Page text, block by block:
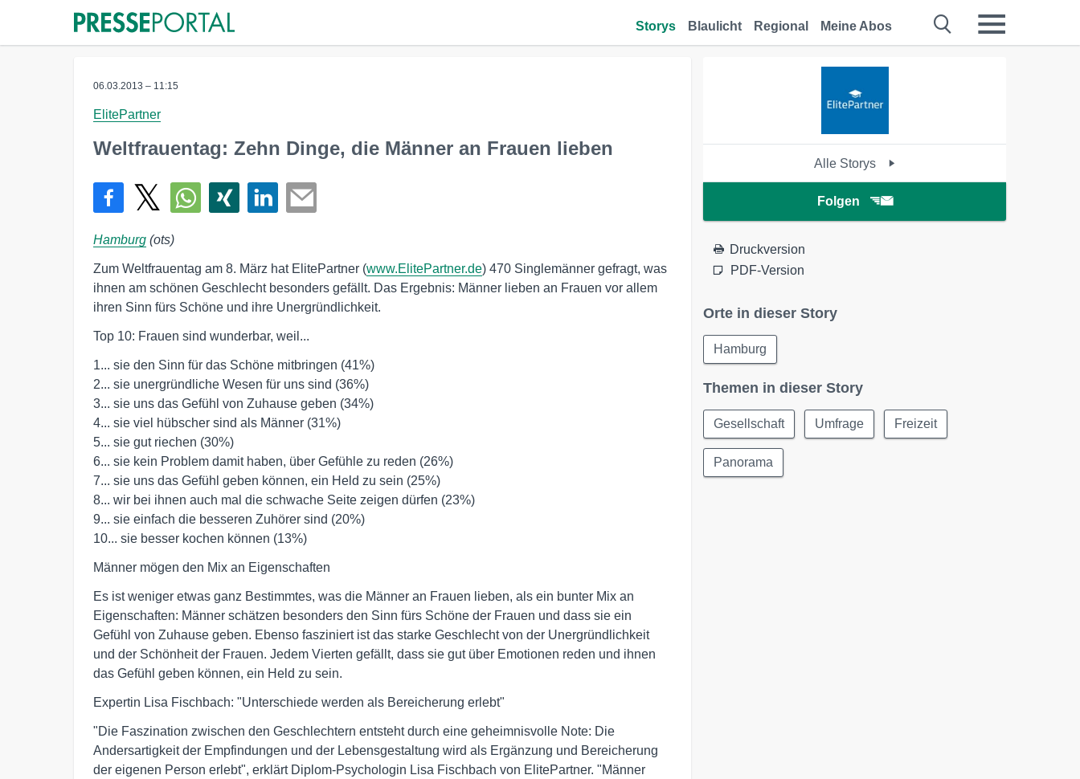
Storys Blaulicht Regional Meine Abos
06.03.2013 – 11:15
ElitePartner
Weltfrauentag: Zehn Dinge, die Männer an Frauen lieben
Hamburg (ots)
Zum Weltfrauentag am 8. März hat ElitePartner (www.ElitePartner.de) 470 Singlemänner gefragt, was
ihnen am schönen Geschlecht besonders gefällt. Das Ergebnis: Männer lieben an Frauen vor allem
ihren Sinn fürs Schöne und ihre Unergründlichkeit.
Top 10: Frauen sind wunderbar, weil...
1... sie den Sinn für das Schöne mitbringen (41%)
2... sie unergründliche Wesen für uns sind (36%)
3... sie uns das Gefühl von Zuhause geben (34%)
4... sie viel hübscher sind als Männer (31%)
5... sie gut riechen (30%)
6... sie kein Problem damit haben, über Gefühle zu reden (26%)
7... sie uns das Gefühl geben können, ein Held zu sein (25%)
8... wir bei ihnen auch mal die schwache Seite zeigen dürfen (23%)
9... sie einfach die besseren Zuhörer sind (20%)
10... sie besser kochen können (13%)
Männer mögen den Mix an Eigenschaften
Es ist weniger etwas ganz Bestimmtes, was die Männer an Frauen lieben, als ein bunter Mix an
Eigenschaften: Männer schätzen besonders den Sinn fürs Schöne der Frauen und dass sie ein
Gefühl von Zuhause geben. Ebenso fasziniert ist das starke Geschlecht von der Unergründlichkeit
und der Schönheit der Frauen. Jedem Vierten gefällt, dass sie gut über Emotionen reden und ihnen
das Gefühl geben können, ein Held zu sein.
Expertin Lisa Fischbach: "Unterschiede werden als Bereicherung erlebt"
"Die Faszination zwischen den Geschlechtern entsteht durch eine geheimnisvolle Note: Die
Andersartigkeit der Empfindungen und der Lebensgestaltung wird als Ergänzung und Bereicherung
der eigenen Person erlebt", erklärt Diplom-Psychologin Lisa Fischbach von ElitePartner. "Männer
Alle Storys
Folgen
Druckversion
PDF-Version
Orte in dieser Story
Hamburg
Themen in dieser Story
Gesellschaft Umfrage Freizeit
Panorama